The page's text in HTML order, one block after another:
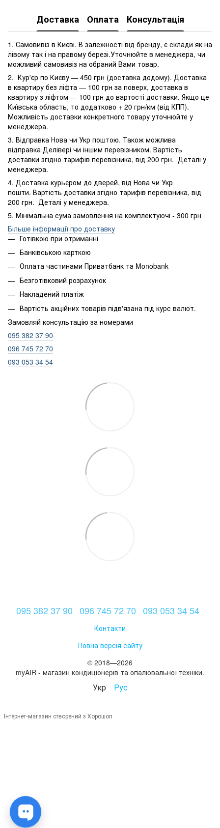
Доставка Оплата Консультація
1. Самовивіз в Києві. В залежності від бренду, є склади як на
лівому так і на правому березі.Уточнюйте в менеджера, чи
можливий самовивіз на обраний Вами товар.
2. Кур'єр по Києву — 450 грн (доставка додому). Доставка
в квартиру без ліфта — 100 грн за поверх, доставка в
квартиру з ліфтом — 100 грн до вартості доставки. Якщо це
Київська область, то додатково + 20 грн/км (від КПП).
Можливість доставки конкретного товару уточнюйте у
менеджера.
3. Відправка Нова чи Укр поштою. Також можлива
відправка Делівері чи іншим перевізником. Вартість
доставки згідно тарифів перевізника, від 200 грн. Деталі у
менеджера.
4. Доставка курьєром до дверей, від Нова чи Укр
пошти. Вартість доставки згідно тарифів перевізника, від
200 грн. Деталі у менеджера.
5. Мінімальна сума замовлення на комплектуючі - 300 грн
Більше інформації про доставку
Готівкою при отриманні
Банківською карткою
Оплата частинами Приватбанк та Monobank
Безготівковий розрахунок
Накладений платіж
Вартість акційних товарів підв'язана під курс валют.
Замовляй консультацію за номерами
095 382 37 90
096 745 72 70
093 053 34 54
095 382 37 90 096 745 72 70 093 053 34 54
Контакти
Повна версія сайту
© 2018—2026
myAIR - магазин кондиціонерів та опалювальної техніки.
Укр Рус
Інтернет-магазин створений з Хорошоп